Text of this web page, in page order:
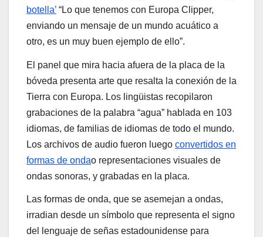
botella’ “Lo que tenemos con Europa Clipper,
enviando un mensaje de un mundo acuático a
otro, es un muy buen ejemplo de ello”.
El panel que mira hacia afuera de la placa de la
bóveda presenta arte que resalta la conexión de la
Tierra con Europa. Los lingüistas recopilaron
grabaciones de la palabra “agua” hablada en 103
idiomas, de familias de idiomas de todo el mundo.
Los archivos de audio fueron luego convertidos en
formas de ondao representaciones visuales de
ondas sonoras, y grabadas en la placa.
Las formas de onda, que se asemejan a ondas,
irradian desde un símbolo que representa el signo
del lenguaje de señas estadounidense para